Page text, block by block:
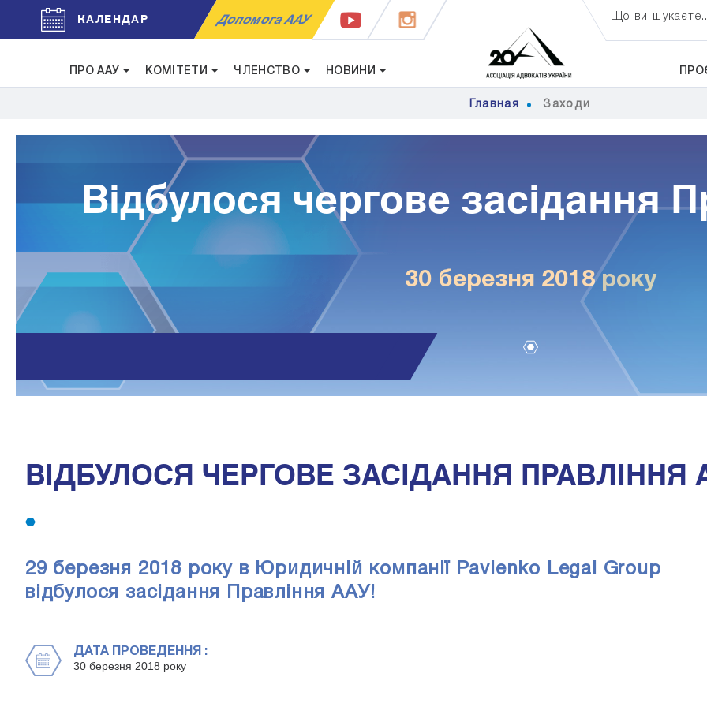
КАЛЕНДАР Допомога ААУ Що ви
ПРО ААУ КОМІТЕТИ ЧЛЕНСТВО НОВИНИ
Главная Заходи
Відбулося чергове засідання
30 березня 2018 року
ВІДБУЛОСЯ ЧЕРГОВЕ ЗАСІДАННЯ ПРАВЛІННЯ
29 березня 2018 року в Юридичній компанії Pavlenko Legal Group
відбулося засідання Правління ААУ!
ДАТА ПРОВЕДЕННЯ :
30 березня 2018 року